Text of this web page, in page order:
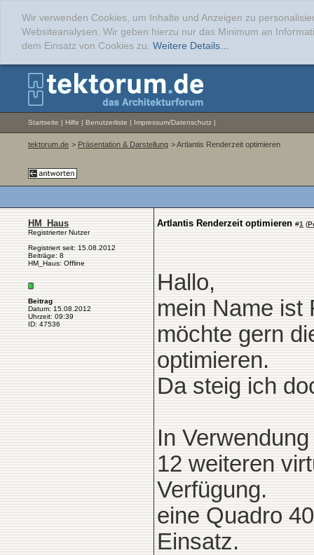
Wir verwenden Cookies, um Inhalte und Anzeigen zu
Websiteanalysen. Wir geben hierzu nur das Minimum an
dem Einsatz von Cookies zu. Weitere Details...
Startseite | Hilfe | Benutzerliste | Impressum/Datenschutz |
tektorum.de > Präsentation & Darstellung > Artlantis Renderzeit optimieren
HM_Haus
Registrierter Nutzer
Registriert seit: 15.08.2012
Beiträge: 8
HM_Haus: Offline
Beitrag
Datum: 15.08.2012
Uhrzeit: 09:39
ID: 47536
Artlantis Renderzeit optimieren #1 (
Hallo,
mein Name ist
möchte gern
optimieren.
Da steig ich
In
12 weiteren
Verfügung.
eine Quadro
Einsatz.